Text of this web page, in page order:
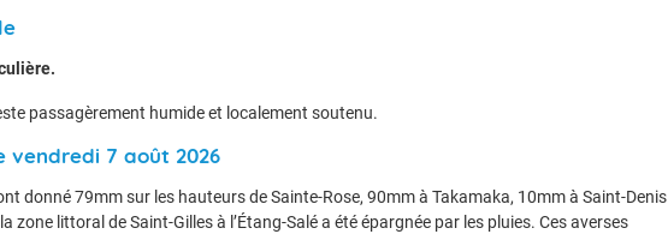
passagèrement humide et localement soutenu.
vendredi 7 août 2026
donné 79mm sur les hauteurs de Sainte-Rose, 90mm à Takamaka, 10mm à Saint-Denis
zone littoral de Saint-Gilles à l’Étang-Salé a été épargnée par les pluies. Ces averses